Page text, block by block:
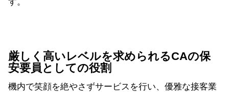
厳しく高いレベルを求められるCAの保
安要員としての役割
機内で笑顔を絶やさずサービスを行い、優雅な接客業